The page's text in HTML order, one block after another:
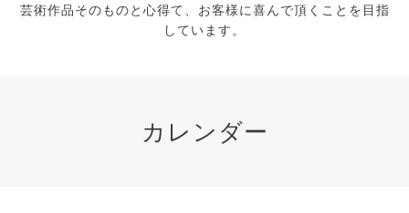
芸術作品そのものと心得て、お客様に喜んで頂くことを目指
しています。
カレンダー